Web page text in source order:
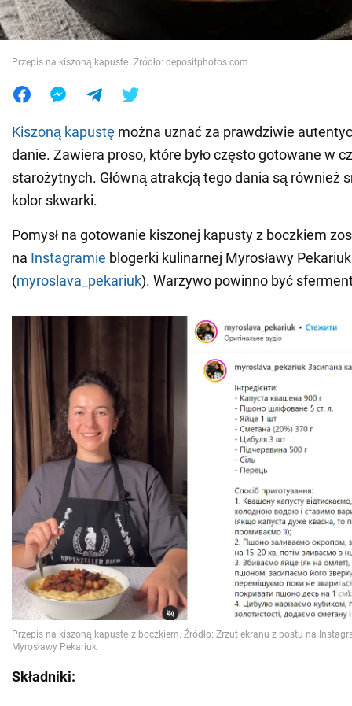
Świat
Jedzenie
Przepis na kiszoną kapustę. Źródło: depositphotos.com
Kiszoną kapustę można uznać za prawdziwie
danie. Zawiera proso, które było często gotowane w
starożytnych. Główną atrakcją tego dania są również
kolor skwarki.
Pomysł na gotowanie kiszonej kapusty z boczkiem
na Instagramie blogerki kulinarnej Myrosławy Pekariuk
(myroslava_pekariuk). Warzywo powinno być
Składniki: